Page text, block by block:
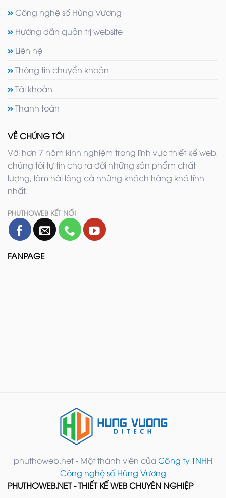
Công nghệ số Hùng Vương
Hướng dẫn quản trị website
Liên hệ
Thông tin chuyển khoản
Tài khoản
Thanh toán
VỀ CHÚNG TÔI
Với hơn 7 năm kinh nghiệm trong lĩnh vực thiết kế web,
chúng tôi tự tin cho ra đời những sản phẩm chất
lượng, làm hài lòng cả những khách hàng khó tính
nhất.
PHUTHOWEB KẾT NỐI
FANPAGE
phuthoweb.net - Một thành viên của Công ty TNHH
Công nghệ số Hùng Vương
PHUTHOWEB.NET - THIẾT KẾ WEB CHUYÊN NGHIỆP